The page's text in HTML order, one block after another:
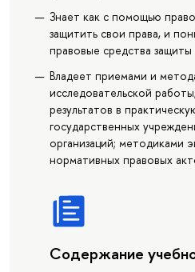
Знает как с помощью
защитить свои права, и
правовые средства защиты
Владеет приемами и
исследовательской
результатов в
государственных
организаций; методиками
нормативных правовых
Содержание